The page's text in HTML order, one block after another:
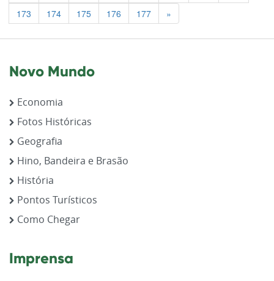
173
174 175 176 177 »
Novo Mundo
Economia
Fotos Históricas
Geografia
Hino, Bandeira e Brasão
História
Pontos Turísticos
Como Chegar
Imprensa